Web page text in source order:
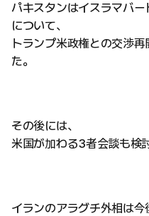
パキスタンはイスラマバ
について、
トランプ米政権との交渉
た。
その後には、
米国が加わる3者会談も検
イランのアラグチ外相は今